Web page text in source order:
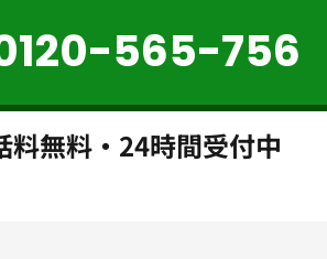
565-756
料無料・24時間受付中